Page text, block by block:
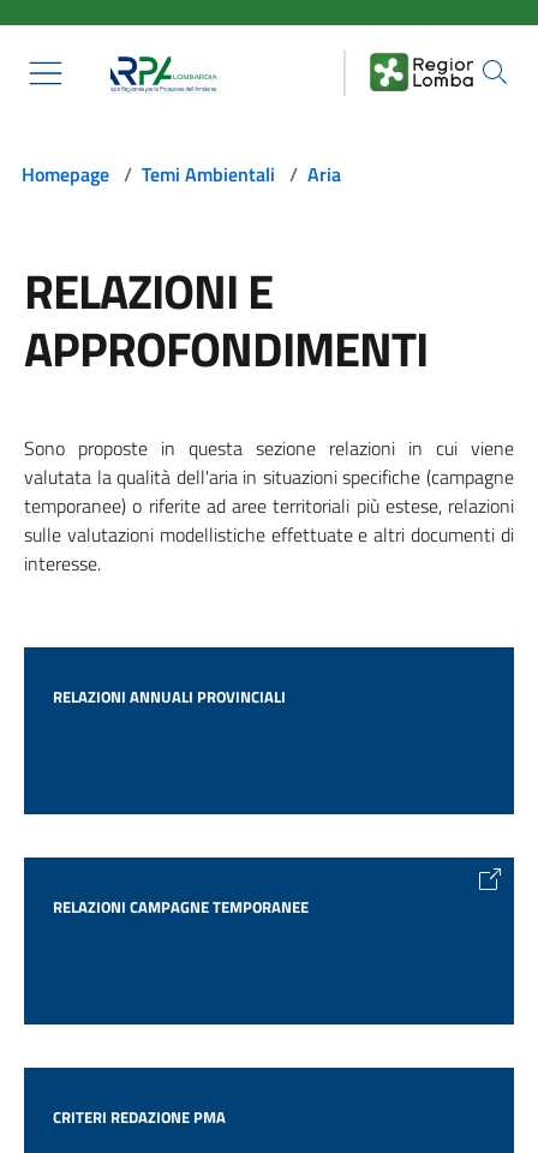
Homepage / Temi Ambientali / Aria
RELAZIONI E
APPROFONDIMENTI
Sono proposte in questa sezione relazioni in cui viene
valutata la qualità dell'aria in situazioni specifiche (campagne
temporanee) o riferite ad aree territoriali più estese, relazioni
sulle valutazioni modellistiche effettuate e altri documenti di
interesse.
RELAZIONI ANNUALI PROVINCIALI
RELAZIONI CAMPAGNE TEMPORANEE
CRITERI REDAZIONE PMA